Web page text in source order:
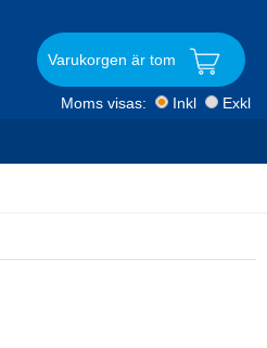
Varukorgen är tom
Moms visas: Inkl Exkl